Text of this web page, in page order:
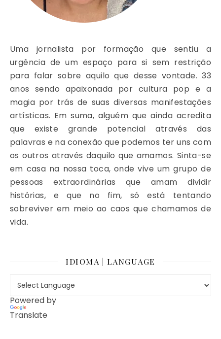
Uma jornalista por formação que sentiu a
urgência de um espaço para si sem restrição
para falar sobre aquilo que desse vontade. 33
anos sendo apaixonada por cultura pop e a
magia por trás de suas diversas manifestações
artísticas. Em suma, alguém que ainda acredita
que existe grande potencial através das
palavras e na conexão que podemos ter uns com
os outros através daquilo que amamos. Sinta-se
em casa na nossa toca, onde vive um grupo de
pessoas extraordinárias que amam dividir
histórias, e que no fim, só está tentando
sobreviver em meio ao caos que chamamos de
vida.
IDIOMA | LANGUAGE
Powered by
Translate